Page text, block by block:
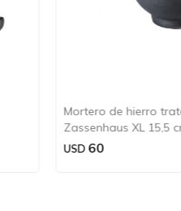
Mortero de hierro
Zassenhaus XL 15,5
USD 60